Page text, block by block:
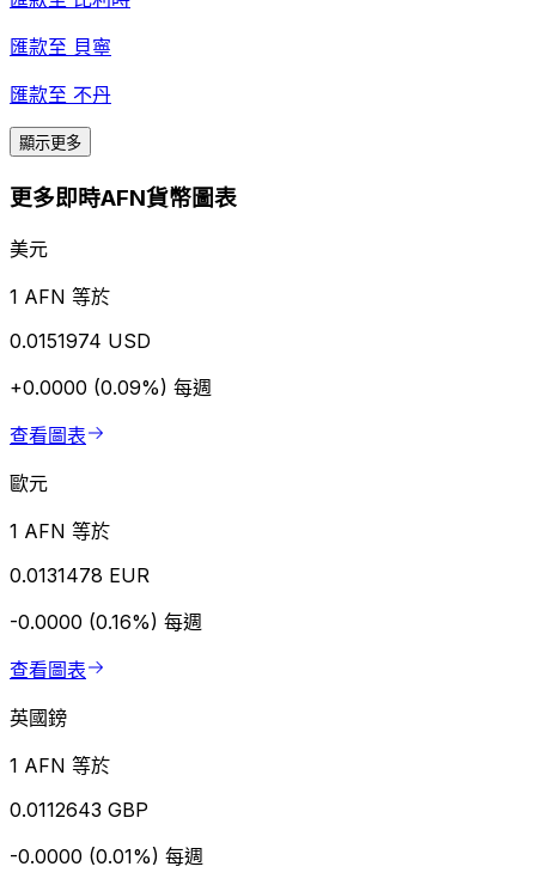
匯款至 貝寧
匯款至 不丹
顯示更多
更多即時AFN貨幣圖表
美元
1 AFN 等於
0.0151974 USD
+0.0000 (0.09%) 每週
查看圖表
歐元
1 AFN 等於
0.0131478 EUR
-0.0000 (0.16%) 每週
查看圖表
英國鎊
1 AFN 等於
0.0112643 GBP
-0.0000 (0.01%) 每週